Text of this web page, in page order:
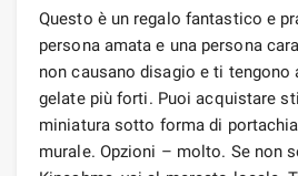
Questo è un regalo fantastico e
persona amata e una persona
non causano disagio e ti tengono
gelate più forti. Puoi acquistare
miniatura sotto forma di
murale. Opzioni – molto. Se non